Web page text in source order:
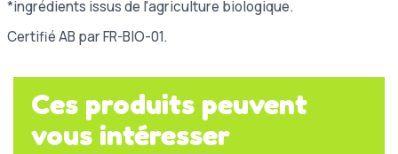
*ingrédients issus de l'agriculture biologique.
Certifié AB par FR-BIO-01.
Ces produits peuvent
vous intéresser